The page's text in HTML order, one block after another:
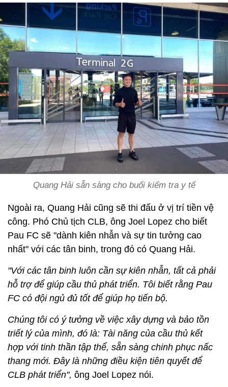
Quang Hải sẵn sàng cho buổi kiểm tra y tế
Ngoài ra, Quang Hải cũng sẽ thi đấu ở vị trí tiền vệ
công. Phó Chủ tịch CLB, ông Joel Lopez cho biết
Pau FC sẽ "dành kiên nhẫn và sự tin tưởng cao
nhất" với các tân binh, trong đó có Quang Hải.
"Với các tân binh luôn cần sự kiên nhẫn, tất cả phải
hỗ trợ để giúp cầu thủ phát triển. Tôi biết rằng Pau
FC có đội ngủ đủ tốt để giúp họ tiến bộ.
Chúng tôi có ý tưởng về việc xây dựng và bảo tồn
triết lý của mình, đó là: Tài năng của cầu thủ kết
hợp với tinh thần tập thể, sẵn sàng chinh phục nấc
thang mới. Đây là những điều kiện tiên quyết để
CLB phát triển", ông Joel Lopez nói.